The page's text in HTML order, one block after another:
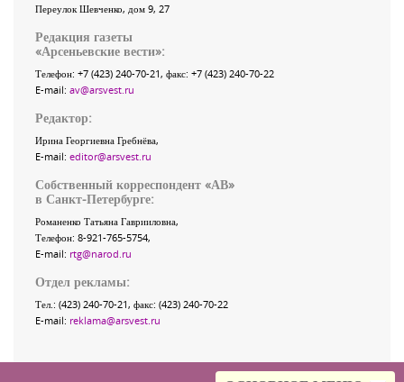
Переулок Шевченко, дом 9, 27
Редакция газеты
«Арсеньевские вести»:
Телефон: +7 (423) 240-70-21, факс: +7 (423) 240-70-22
E-mail: av@arsvest.ru
Редактор:
Ирина Георгиевна Гребнёва,
E-mail: editor@arsvest.ru
Собственный корреспондент «АВ»
в Санкт-Петербурге:
Романенко Татьяна Гаврииловна,
Телефон: 8-921-765-5754,
E-mail: rtg@narod.ru
Отдел рекламы:
Тел.: (423) 240-70-21, факс: (423) 240-70-22
E-mail: reklama@arsvest.ru